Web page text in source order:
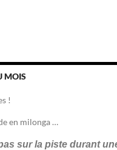
MOIS
!
en milonga …
sur la piste durant